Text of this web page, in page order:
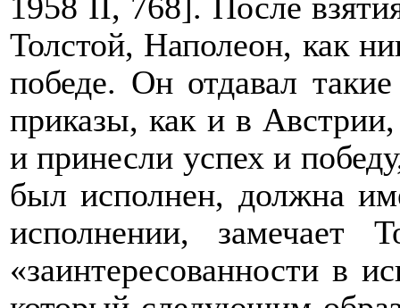
Толстой, Наполеон, как
победе. Он отдавал
приказы, как и в
и принесли успех и
был исполнен, должна
исполнении, замечает
«заинтересованности в